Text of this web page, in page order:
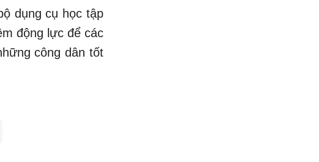
dụng cụ học tập
động lực để các
công dân tốt